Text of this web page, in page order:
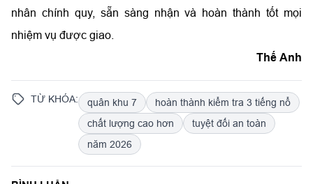
nhân chính quy, sẵn sàng nhận và hoàn thành tốt mọi
nhiệm vụ được giao.
Thế Anh
TỪ KHÓA: quân khu 7
hoàn thành kiểm tra 3 tiếng nổ
chất lượng cao hơn
tuyệt đối an toàn
năm 2026